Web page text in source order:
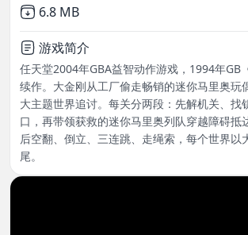
Not downloaded
6.8 MB
游戏简介
任天堂2004年GBA益智动作游戏，1994年GB
续作。大金刚从工厂偷走畅销的迷你马里奥玩
大主题世界追讨。每关分两段：先解机关、找
口，再带领获救的迷你马里奥列队穿越障碍抵
后空翻、倒立、三连跳、走绳索，每个世界以
尾。